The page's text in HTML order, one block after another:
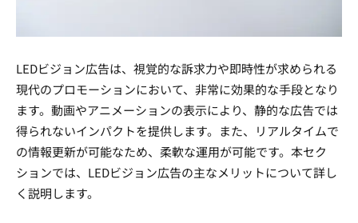
LEDビジョン広告は、視覚的な訴求力や即時性が求められる
現代のプロモーションにおいて、非常に効果的な手段となり
ます。動画やアニメーションの表示により、静的な広告では
得られないインパクトを提供します。また、リアルタイムで
の情報更新が可能なため、柔軟な運用が可能です。本セク
ションでは、LEDビジョン広告の主なメリットについて詳し
く説明します。